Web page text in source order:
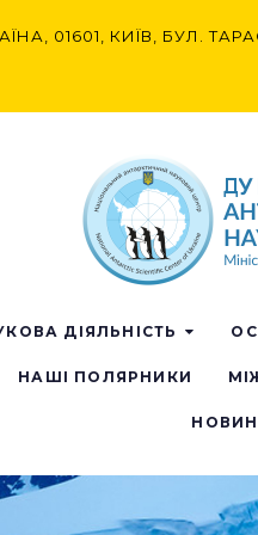
01601, КИЇВ, БУЛ.
ДІЯЛЬНІСТЬ
НАШІ ПОЛЯРНИКИ